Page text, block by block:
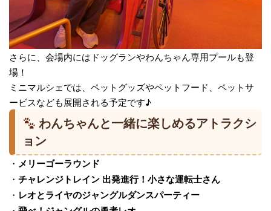
さらに、会場内にはドッグランやわんちゃん専用プールも登
場！
ミニマルシェでは、ペットグッズやペットフード、ペットサ
ービスなども展開される予定です♪
わんちゃんと一緒に楽しめるアトラクシ
ョン
・ メリーゴーラウンド
・ チャレンジトレイン 出発進行！小さな運転士さん
・ レオとライヤのジャングルダンスパーティー